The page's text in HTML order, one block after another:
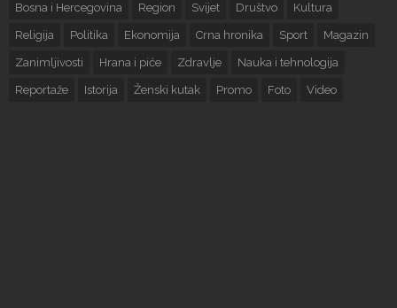
Bosna i Hercegovina Region Svijet Društvo Kultura
Religija Politika Ekonomija Crna hronika Sport Magazin
Zanimljivosti Hrana i piće Zdravlje Nauka i tehnologija
Reportaže Istorija Ženski kutak Promo Foto Video